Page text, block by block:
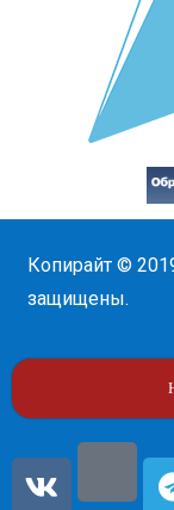
Копирайт ©
защищены.